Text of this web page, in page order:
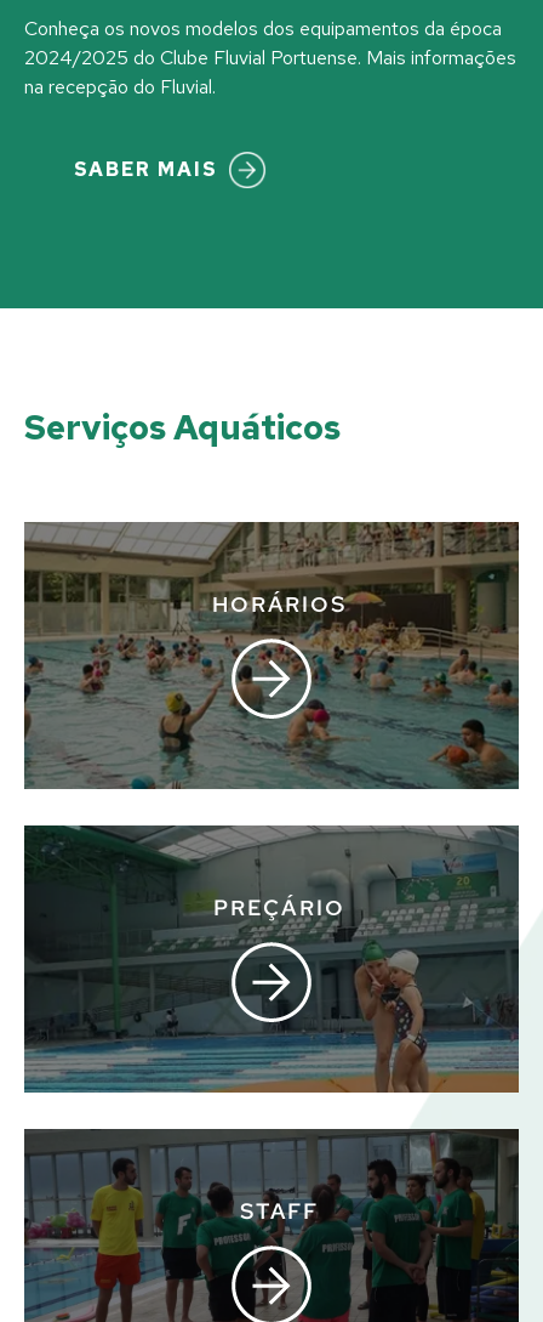
Conheça os novos modelos dos equipamentos da época
2024/2025 do Clube Fluvial Portuense. Mais informações
na recepção do Fluvial.
SABER MAIS
Serviços Aquáticos
HORÁRIOS
PREÇÁRIO
STAFF